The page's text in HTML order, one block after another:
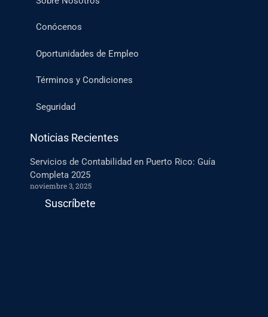
Conócenos
Oportunidades de Empleo
Términos y Condiciones
Seguridad
Noticias Recientes
Servicios de Contabilidad en Puerto Rico: Guía
Completa 2025
noviembre 3, 2025
Suscríbete